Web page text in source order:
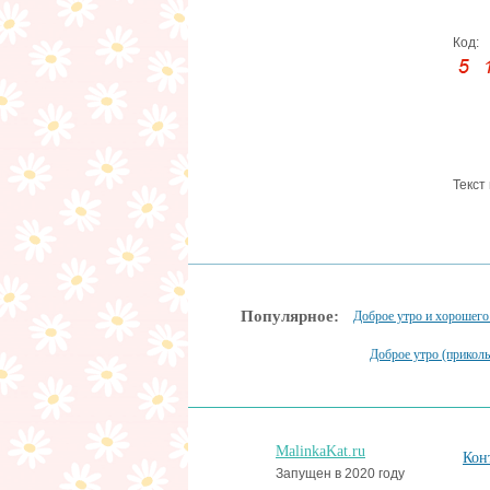
Код:
Популярное: Доброе утро и
Доброе утро
MalinkaKat.ru
Запущен в 2020 году